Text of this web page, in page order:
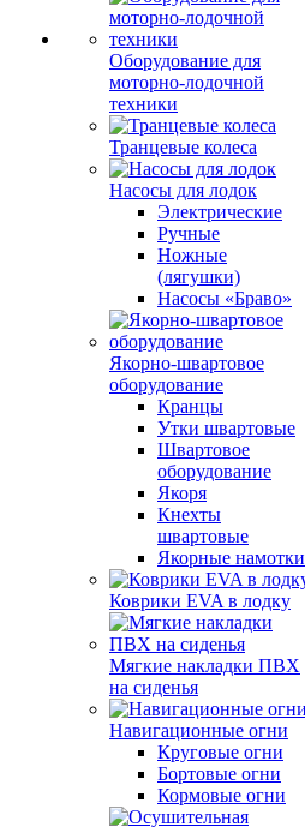
Оборудование для
моторно-лодочной
техники
Транцевые колеса
Насосы для лодок
Электрические
Ручные
Ножные
(лягушки)
Насосы «Браво»
Якорно-швартовое
оборудование
Кранцы
Утки швартовые
Швартовое
оборудование
Якоря
Кнехты
швартовые
Якорные намотки
Коврики EVA в лодку
Мягкие накладки ПВХ
на сиденья
Навигационные огни
Круговые огни
Бортовые огни
Кормовые огни